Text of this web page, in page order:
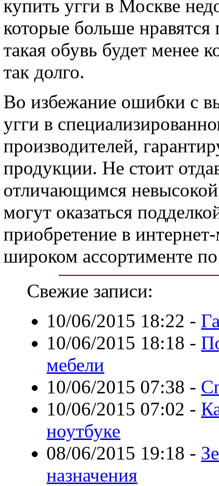
купить угги в Москве
которые больше
такая обувь будет менее
так долго.
Во избежание ошибки с
угги в
производителей,
продукции. Не стоит
отличающимся
могут оказаться
приобретение в
широком ассортименте
Свежие записи:
10/06/2015 18:22 -
10/06/2015 18:18 -
мебели
10/06/2015 07:38 -
10/06/2015 07:02 -
ноутбуке
08/06/2015 19:18 -
назначения